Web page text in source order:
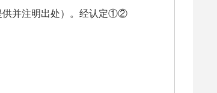
供并注明出处）。经认定①②